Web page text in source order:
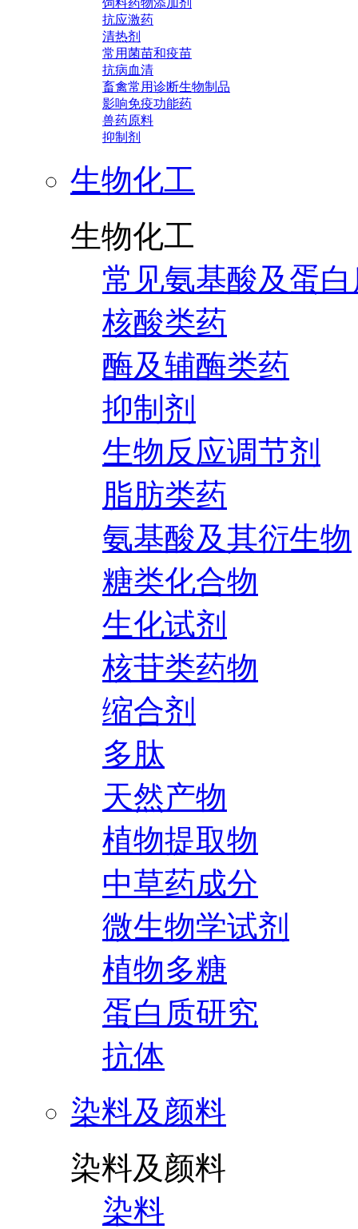
饲料药物添加剂
抗应激药
清热剂
常用菌苗和疫苗
抗病血清
畜禽常用诊断生物制品
影响免疫功能药
兽药原料
抑制剂
生物化工
生物化工
常见氨基酸及蛋
核酸类药
酶及辅酶类药
抑制剂
生物反应调节剂
脂肪类药
氨基酸及其衍生物
糖类化合物
生化试剂
核苷类药物
缩合剂
多肽
天然产物
植物提取物
中草药成分
微生物学试剂
植物多糖
蛋白质研究
抗体
染料及颜料
染料及颜料
染料